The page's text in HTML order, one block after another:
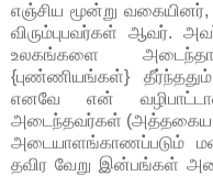
எஞ்சிய மூன்று
விரும்புபவர்கள் ஆவர்.
உலகங்களை
{புண்ணியங்கள்}
எனவே என்
அடைந்தவர்கள் (அத்தகைய
அடையாளங்காணப்படும்
தவிர வேறு இன்பங்கள்